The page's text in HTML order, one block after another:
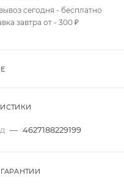
сегодня - бесплатно
завтра от - 300 ₽
— 4627188229199